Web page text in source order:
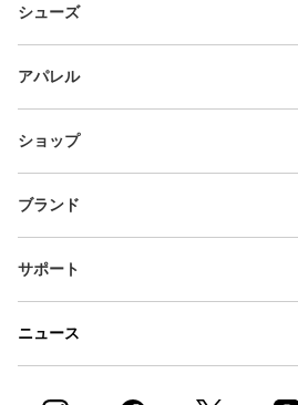
シューズ
アパレル
ショップ
ブランド
サポート
ニュース